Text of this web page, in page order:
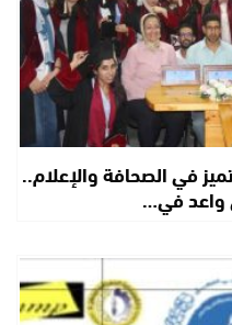
في الصحافة والإعلام..
في…